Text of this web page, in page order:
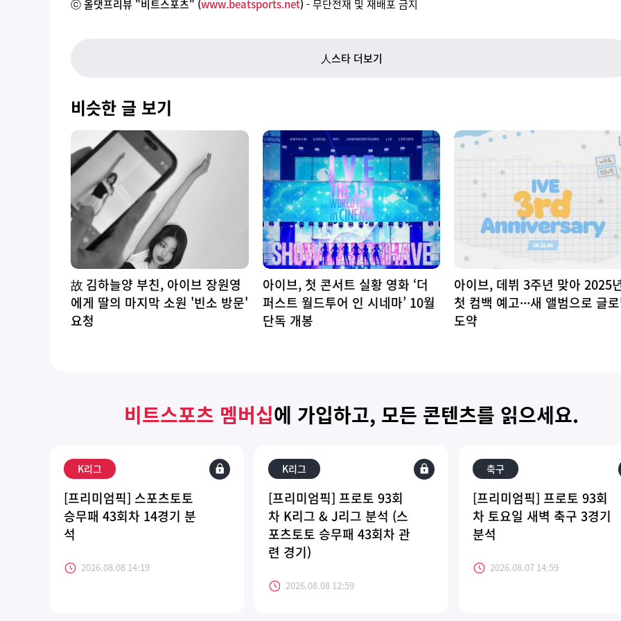
ⓒ 올댓프리뷰 "비트스포츠" (www.beatsports.net) - 무단전재 및 재배포 금지
人스타 더보기
비슷한 글 보기
故 김하늘양 부친, 아이브 장원영
에게 딸의 마지막 소원 '빈소 방문'
요청
아이브, 첫 콘서트 실황 영화 ‘더
퍼스트 월드투어 인 시네마’ 10월
단독 개봉
아이브, 데뷔 3주년 맞아 2025
첫 컴백 예고···새 앨범으로 글
도약
비트스포츠 멤버십에 가입하고, 모든 콘텐츠를 읽으세요.
K리그
[프리미엄픽] 스포츠토토
승무패 43회차 14경기 분
석
2026.08.08 14:19
K리그
[프리미엄픽] 프로토 93회
차 K리그 & J리그 분석 (스
포츠토토 승무패 43회차 관
련 경기)
2026.08.08 12:59
축구
[프리미엄픽] 프로토 93회
차 토요일 새벽 축구 3경기
분석
2026.08.07 14:59